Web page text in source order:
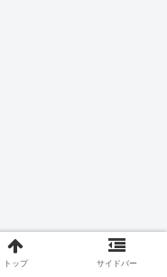
トップ サイドバー